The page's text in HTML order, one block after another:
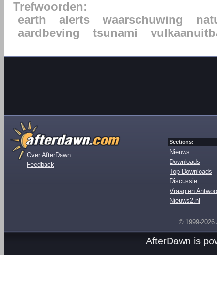
Trefwoorden:
earth
alerts waarschuwing
aardbeving
tsunami
Over AfterDawn
Feedback
Sections:
Nieuws
Downloads
Top Downloads
Discussie
Vraag en
Nieuws2.nl
© 1999-2026
AfterDawn is